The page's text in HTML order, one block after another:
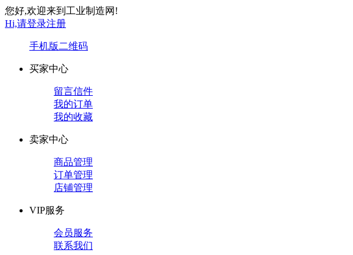
您好,欢迎来到工业制造网!
Hi,请登录注册
手机版 二维码
买家中心
留言信件
我的订单
我的收藏
卖家中心
商品管理
订单管理
店铺管理
VIP服务
会员服务
联系我们